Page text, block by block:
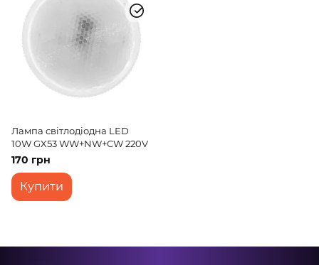
Лампа світлодіодна LED
10W GX53 WW+NW+CW 220V
170 грн
Купити